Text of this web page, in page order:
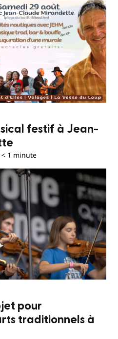
festif à Jean-
< 1 minute
pour
traditionnels à